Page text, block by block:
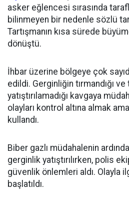
asker eğlencesi sırasında
bilinmeyen bir nedenle sözlü
Tartışmanın kısa sürede
dönüştü.
İhbar üzerine bölgeye çok
edildi. Gerginliğin tırmandığı ve
yatıştırılamadığı kavgaya
olayları kontrol altına almak
kullandı.
Biber gazlı müdahalenin
gerginlik yatıştırılırken, polis
güvenlik önlemleri aldı. Olayla
başlatıldı.